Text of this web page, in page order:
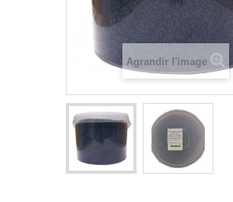
Agrandir l'image